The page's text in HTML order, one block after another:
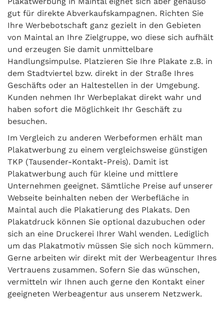
gut für direkte Abverkaufskampagnen. Richten Sie
Ihre Werbebotschaft ganz gezielt in den Gebieten
von Maintal an Ihre Zielgruppe, wo diese sich aufhält
und erzeugen Sie damit unmittelbare
Handlungsimpulse. Platzieren Sie Ihre Plakate z.B. in
dem Stadtviertel bzw. direkt in der Straße Ihres
Geschäfts oder an Haltestellen in der Umgebung.
Kunden nehmen Ihr Werbeplakat direkt wahr und
haben sofort die Möglichkeit Ihr Geschäft zu
besuchen.
Im Vergleich zu anderen Werbeformen erhält man
Plakatwerbung zu einem vergleichsweise günstigen
TKP (Tausender-Kontakt-Preis). Damit ist
Plakatwerbung auch für kleine und mittlere
Unternehmen geeignet. Sämtliche Preise auf unserer
Webseite beinhalten neben der Werbefläche in
Maintal auch die Plakatierung des Plakats. Den
Plakatdruck können Sie optional dazubuchen oder
sich an eine Druckerei Ihrer Wahl wenden. Lediglich
um das Plakatmotiv müssen Sie sich noch kümmern.
Gerne arbeiten wir direkt mit der Werbeagentur Ihres
Vertrauens zusammen. Sofern Sie das wünschen,
vermitteln wir Ihnen auch gerne den Kontakt einer
geeigneten Werbeagentur aus unserem Netzwerk.